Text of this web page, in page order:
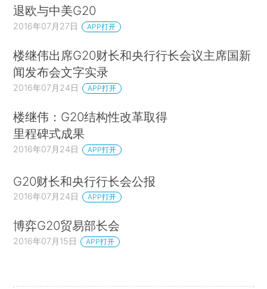
退欧与中美G20
2016年07月27日 APP打开
楼继伟出席G20财长和央行行长会议主席国新
闻发布会文字实录
2016年07月24日 APP打开
楼继伟：G20结构性改革取得
里程碑式成果
2016年07月24日 APP打开
G20财长和央行行长会公报
2016年07月24日 APP打开
博弈G20贸易部长会
2016年07月15日 APP打开